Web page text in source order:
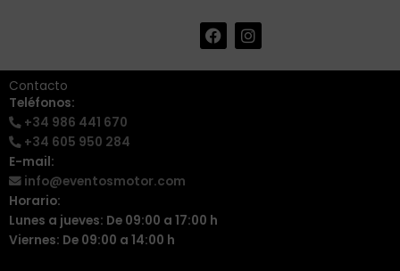
F
a
e
I
n
t
Contacto
Teléfonos:
+34 986 441 670
+34 605 950 284
E-mail:
info@eventosmotor.com
Horario:
Lunes a jueves: De 09:00 a 17:00 h
Viernes: De 09:00 a 14:00 h